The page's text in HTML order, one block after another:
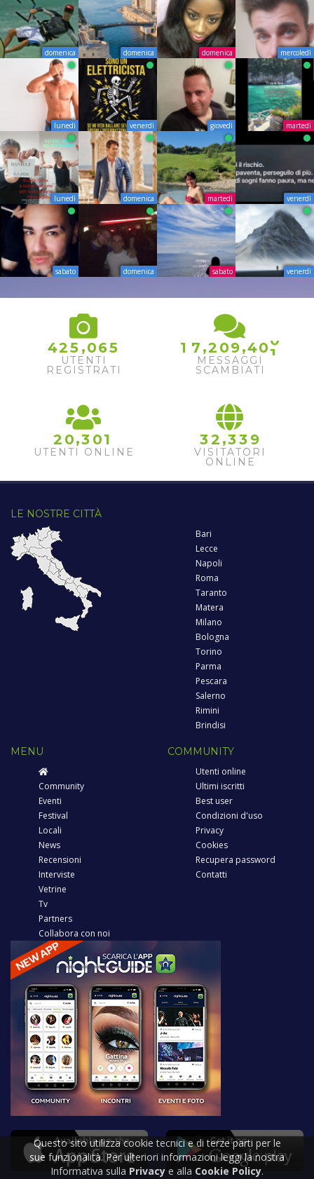
domenica domenica domenica mercoledì
lunedì venerdì giovedì martedì
lunedì domenica martedì venerdì
sabato domenica sabato venerdì
425 ,065
UTENTI
REGISTRATI
1 7 ,2 09,401
MESSAGGI
SCAMBIATI
2 0,3 01
UTENTI ONLINE
32 ,33 9
VISITATORI
ONLINE
LE NOSTRE CITTÀ
Bari
Lecce
Napoli
Roma
Taranto
Matera
Milano
Bologna
Torino
Parma
Pescara
Salerno
Rimini
Brindisi
MENU
Community
Eventi
Festival
Locali
News
Recensioni
Interviste
Vetrine
Tv
Partners
Collabora con noi
COMMUNITY
Utenti online
Ultimi iscritti
Best user
Condizioni d'uso
Privacy
Cookies
Recupera password
Contatti
Questo sito utilizza cookie tecnici e di terze parti per le
sue funzionalità. Per ulteriori informazioni leggi la nostra
Informativa sulla Privacy e alla Cookie Policy.